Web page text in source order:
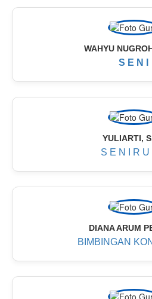
WAHYU
S E N I
YULIARTI,
S E N I R U
DIANA ARUM
BIMBINGAN